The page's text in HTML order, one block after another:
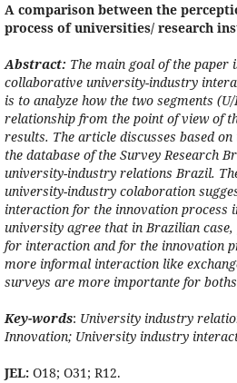
A comparison between the
process of universities/ research
Abstract: The main goal of the paper
collaborative university-industry
is to analyze how the two segments
relationship from the point of view of
results. The article discusses based
the database of the Survey Research
university-industry relations Brazil.
university-industry colaboration
interaction for the innovation process
university agree that in Brazilian
for interaction and for the innovation
more informal interaction like
surveys are more importante for
Key-words: University industry
Innovation; University industry
JEL:O18; O31; R12.